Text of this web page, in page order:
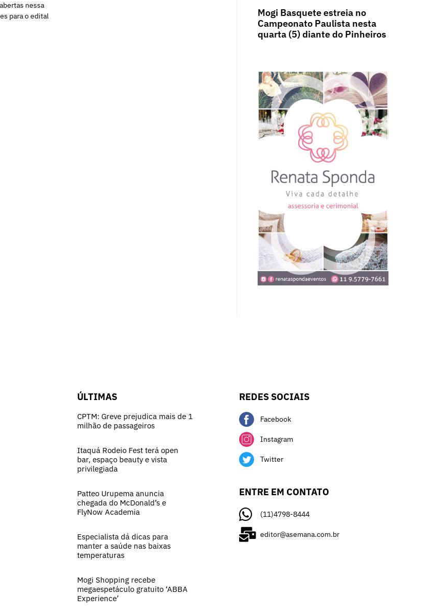
nessa
para o edital
Mogi Basquete estreia no
Campeonato Paulista nesta
quarta (5) diante do Pinheiros
ÚLTIMAS
CPTM: Greve prejudica mais de 1
milhão de passageiros
Itaquá Rodeio Fest terá open
bar, espaço beauty e vista
privilegiada
Patteo Urupema anuncia
chegada do McDonald’s e
FlyNow Academia
Especialista dá dicas para
manter a saúde nas baixas
temperaturas
Mogi Shopping recebe
megaespetáculo gratuito ‘ABBA
Experience’
REDES SOCIAIS
Facebook
Instagram
Twitter
ENTRE EM CONTATO
(11)4798-8444
editor@asemana.com.br